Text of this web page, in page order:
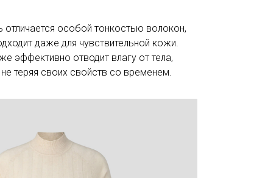
особой тонкостью волокон,
даже для чувствительной кожи.
эффективно отводит влагу от тела,
теряя своих свойств со временем.